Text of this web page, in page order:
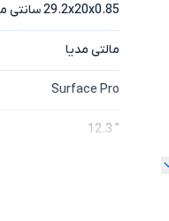
29.2x20x0.85 سانتی متر
مالتی مدیا
Surface Pro
" 12.3